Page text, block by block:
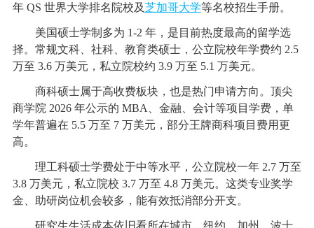
年 QS 世界大学排名院校及芝加哥大学等名校招生手册。
美国硕士学制多为 1-2 年，是目前热度最高的留学选
择。常规文科、社科、教育类硕士，公立院校年学费约 2.5
万至 3.6 万美元，私立院校约 3.9 万至 5.1 万美元。
商科硕士属于高收费板块，也是热门申请方向。顶尖
商学院 2026 年公示的 MBA、金融、会计等项目学费，单
学年普遍在 5.5 万至 7 万美元，部分王牌商科项目费用更
高。
理工科硕士学费处于中等水平，公立院校一年 2.7 万至
3.8 万美元，私立院校 3.7 万至 4.8 万美元。这类专业奖学
金、助研岗位机会较多，能有效抵消部分开支。